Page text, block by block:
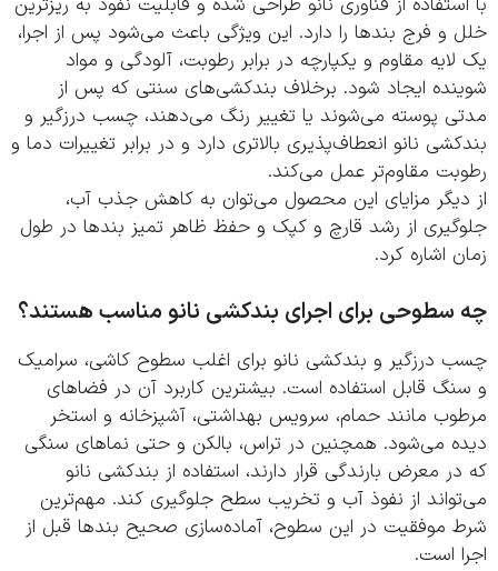
از فناوری نانو طراحی شده و قابلیت نفوذ به ریزترین
و فرج بندها را دارد. این ویژگی باعث می‌شود پس از اجرا،
مقاوم و یکپارچه در برابر رطوبت، آلودگی و مواد
ایجاد شود. برخلاف بندکشی‌های سنتی که پس از
پوسته می‌شوند یا تغییر رنگ می‌دهند، چسب درزگیر و
نانو انعطاف‌پذیری بالاتری دارد و در برابر تغییرات دما و
مقاوم‌تر عمل می‌کند.
مزایای این محصول می‌توان به کاهش جذب آب،
از رشد قارچ و کپک و حفظ ظاهر تمیز بندها در طول
اشاره کرد.
برای اجرای بندکشی نانو مناسب هستند؟
درزگیر و بندکشی نانو برای اغلب سطوح کاشی، سرامیک
قابل استفاده است. بیشترین کاربرد آن در فضاهای
مانند حمام، سرویس بهداشتی، آشپزخانه و استخر
می‌شود. همچنین در تراس، بالکن و حتی نماهای سنگی
معرض بارندگی قرار دارند، استفاده از بندکشی نانو
از نفوذ آب و تخریب سطح جلوگیری کند. مهم‌ترین
موفقیت در این سطوح، آماده‌سازی صحیح بندها قبل از
است.